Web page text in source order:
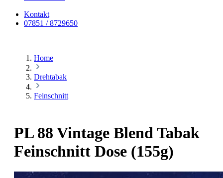
Kontakt
07851 / 8729650
Home
Drehtabak
Feinschnitt
PL 88 Vintage Blend Tabak
Feinschnitt Dose (155g)